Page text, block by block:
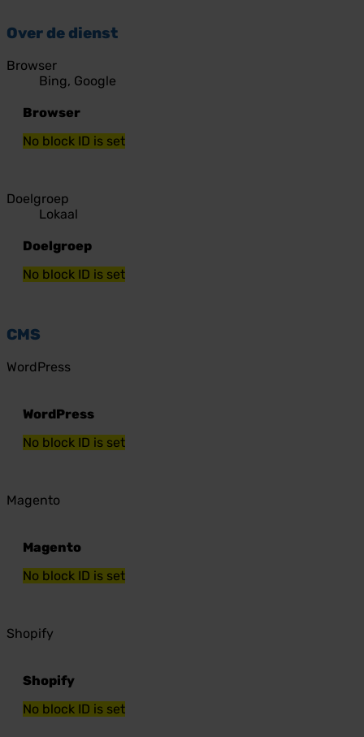
Over de dienst
Browser
Bing, Google
Browser
No block ID is set
Doelgroep
Lokaal
Doelgroep
No block ID is set
CMS
WordPress
WordPress
No block ID is set
Magento
Magento
No block ID is set
Shopify
Shopify
No block ID is set